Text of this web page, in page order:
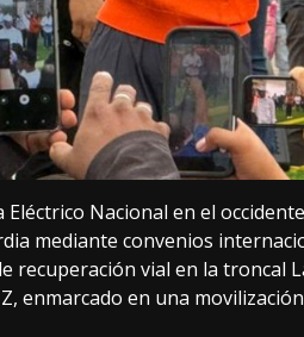
Nacional en el
mediante convenios
recuperación vial en la troncal
enmarcado en una